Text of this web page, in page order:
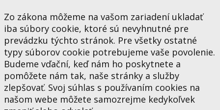
Zo zákona môžeme na vašom zariadení ukladať
iba súbory cookie, ktoré sú nevyhnutné pre
prevádzku týchto stránok. Pre všetky ostatné
typy súborov cookie potrebujeme vaše povolenie.
Budeme vďační, keď nám ho poskytnete a
pomôžete nám tak, naše stránky a služby
zlepšovať. Svoj súhlas s používaním cookies na
našom webe môžete samozrejme kedykoľvek